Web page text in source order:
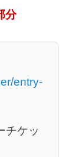
分
entry-
チケッ